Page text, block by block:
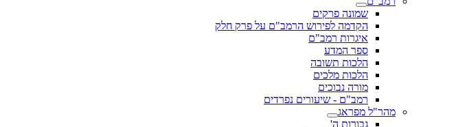
שמונה פרקים
הקדמה לפירוש הרמב"ם על פרק חלק
איגרות רמב"ם
ספר המדע
הלכות תשובה
הלכות מלכים
מורה נבוכים
רמב"ם - שיעורים נפרדים
מהר"ל מפראג
גבורות ה'